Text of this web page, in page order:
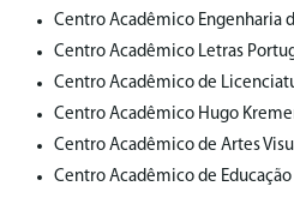
Centro Acadêmico Engenharia
Centro Acadêmico Letras
⁠Centro Acadêmico de
Centro Acadêmico Hugo
⁠Centro Acadêmico de Artes
Centro Acadêmico de Educação